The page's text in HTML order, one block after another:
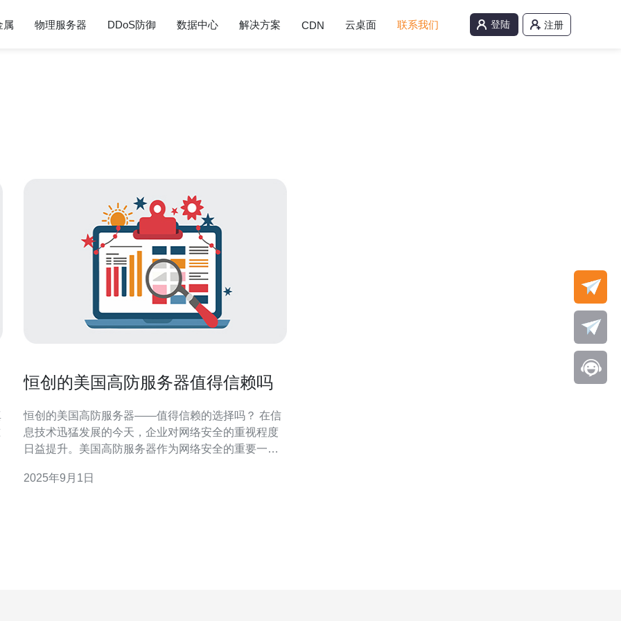
属 物理服务器 DDoS防御 数据中心 解决方案 CDN 云桌面 联系我们 登陆 注册
恒创的美国高防服务器值得信赖吗
恒创的美国高防服务器——值得信赖的选择吗？ 在信
息技术迅猛发展的今天，企业对网络安全的重视程度
日益提升。美国高防服务器作为网络安全的重要一
美国高防服务器，分析其性能、价格和客户评价，以
2025年9月1日